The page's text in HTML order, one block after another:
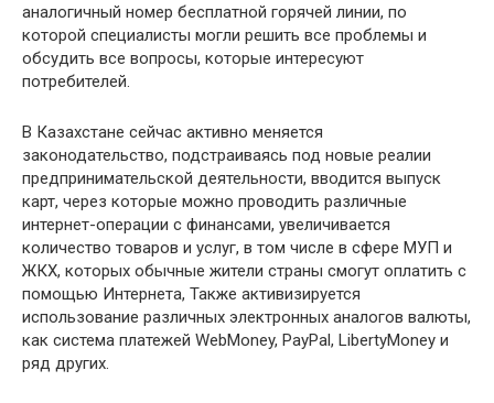
аналогичный номер бесплатной горячей линии, по
которой специалисты могли решить все проблемы и
обсудить все вопросы, которые интересуют
потребителей.
В Казахстане сейчас активно меняется
законодательство, подстраиваясь под новые реалии
предпринимательской деятельности, вводится выпуск
карт, через которые можно проводить различные
интернет-операции с финансами, увеличивается
количество товаров и услуг, в том числе в сфере МУП и
ЖКХ, которых обычные жители страны смогут оплатить с
помощью Интернета, Также активизируется
использование различных электронных аналогов валюты,
как система платежей WebMoney, PayPal, LibertyMoney и
ряд других.